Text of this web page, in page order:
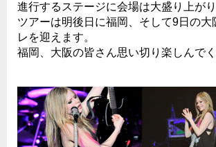
進行するステージに会場は大盛り上がり
ツアーは明後日に福岡、そして9日の大
レを迎えます。
福岡、大阪の皆さん思い切り楽しんでく